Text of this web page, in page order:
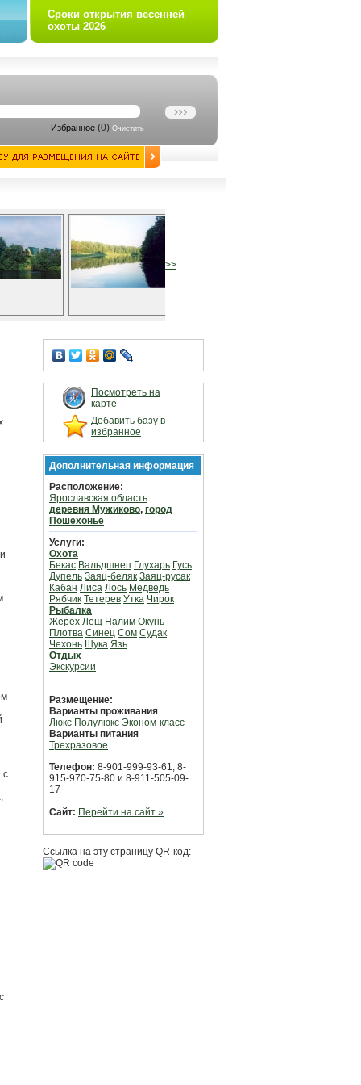
Сроки открытия весенней
охоты 2026
Избранное (0) Очистить
>>
с
Посмотреть на
карте
Добавить базу в
избранное
Дополнительная информация
Расположение:
Ярославская область
деревня Мужиково, город
Пошехонье
Услуги:
Охота
Бекас Вальдшнеп Глухарь Гусь
Дупель Заяц-беляк Заяц-русак
Кабан Лиса Лось Медведь
Рябчик Тетерев Утка Чирок
Рыбалка
Жерех Лещ Налим Окунь
Плотва Синец Сом Судак
Чехонь Щука Язь
Отдых
Экскурсии
Размещение:
Варианты проживания
Люкс Полулюкс Эконом-класс
Варианты питания
Трехразовое
Телефон: 8-901-999-93-61, 8-
915-970-75-80 и 8-911-505-09-
17
Сайт: Перейти на сайт »
Ссылка на эту страницу QR-код: